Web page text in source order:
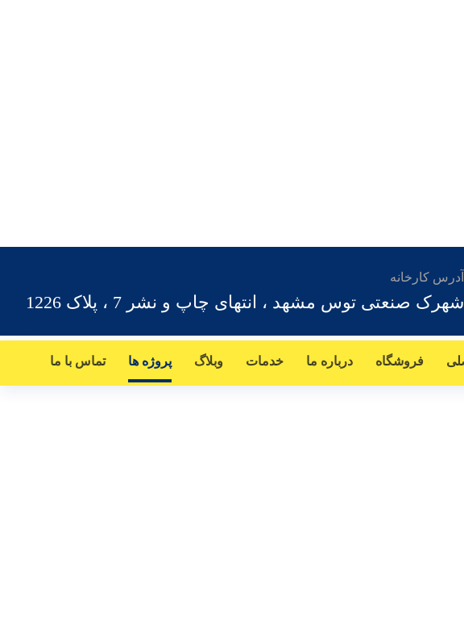
آدرس کارخانه
شهرک صنعتی توس مشهد ، انتهای چاپ و نشر 7 ، پلاک 1226
فروشگاه درباره ما خدمات وبلاگ پروژه ها تماس با ما